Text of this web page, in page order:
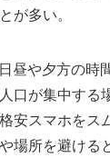
が多い。
昼や夕方の時
口が集中する
安スマホをス
場所を避ける